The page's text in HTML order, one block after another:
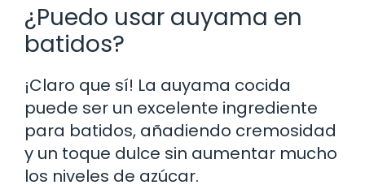
¿Puedo usar auyama en
batidos?
¡Claro que sí! La auyama cocida
puede ser un excelente ingrediente
para batidos, añadiendo cremosidad
y un toque dulce sin aumentar mucho
los niveles de azúcar.